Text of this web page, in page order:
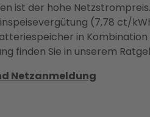
ist der hohe
(7,78 ct/
in
finden Sie in unserem
Netzanmeldung